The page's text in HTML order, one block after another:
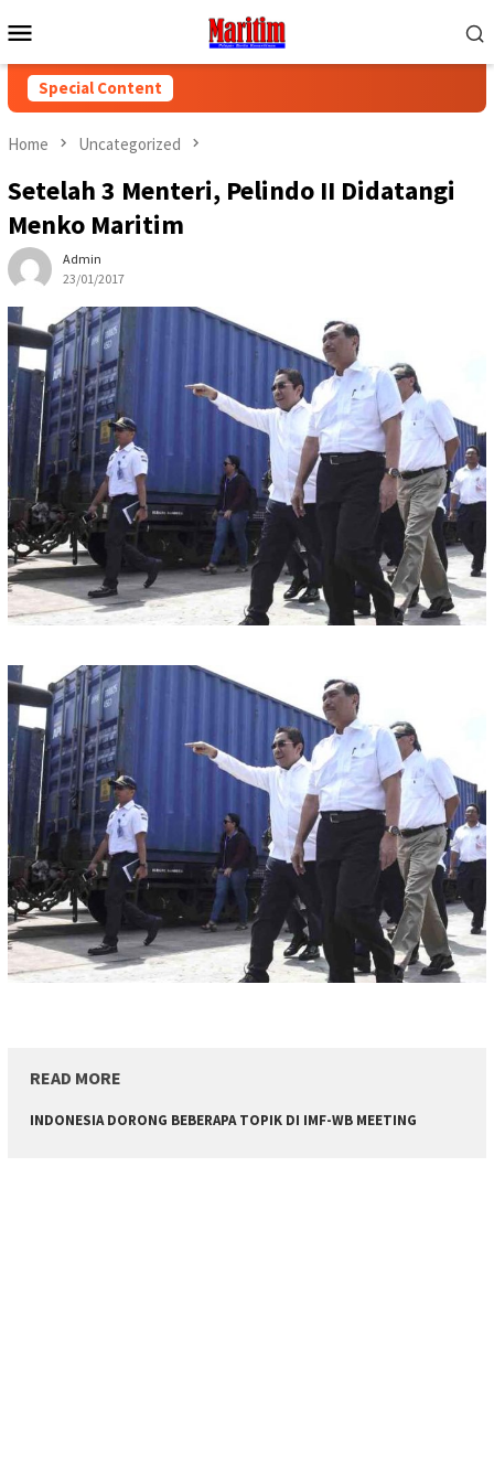
to
Menu
Special Content
Home Uncategorized
Setelah 3 Menteri, Pelindo II Didatangi
Menko Maritim
Admin
23/01/2017
READ MORE
INDONESIA DORONG BEBERAPA TOPIK DI IMF-WB MEETING